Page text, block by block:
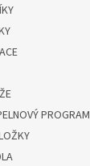
PROGRAM